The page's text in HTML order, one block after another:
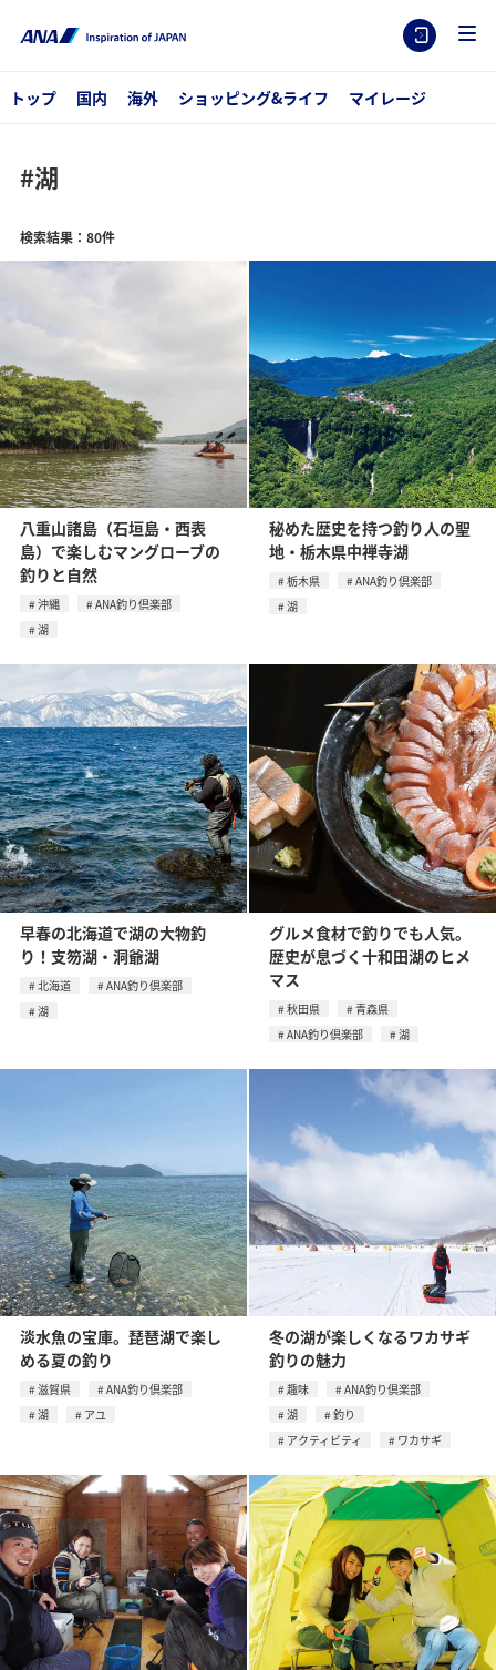
トップ 国内 海外 ショッピング&ライフ マイレージ
#湖
検索結果：80件
八重山諸島（石垣島・西表
島）で楽しむマングローブの
釣りと自然
沖縄
ANA釣り倶楽部
湖
秘めた歴史を持つ釣り人の聖
地・栃木県中禅寺湖
栃木県
ANA釣り倶楽部
湖
早春の北海道で湖の大物釣
り！支笏湖・洞爺湖
北海道
ANA釣り倶楽部
湖
グルメ食材で釣りでも人気。
歴史が息づく十和田湖のヒメ
マス
秋田県
青森県
ANA釣り倶楽部
湖
淡水魚の宝庫。琵琶湖で楽し
める夏の釣り
滋賀県
ANA釣り倶楽部
湖
アユ
冬の湖が楽しくなるワカサギ
釣りの魅力
趣味
ANA釣り倶楽部
湖
釣り
アクティビティ
ワカサギ